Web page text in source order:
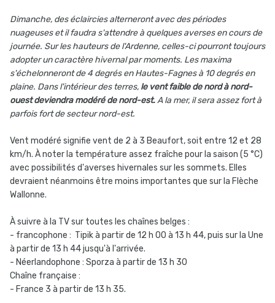
Dimanche, des éclaircies alterneront avec des périodes
nuageuses et il faudra s'attendre à quelques averses en cours de
journée. Sur les hauteurs de l'Ardenne, celles-ci pourront toujours
adopter un caractère hivernal par moments. Les maxima
s'échelonneront de 4 degrés en Hautes-Fagnes à 10 degrés en
plaine. Dans l'intérieur des terres, le vent faible de nord à nord-
ouest deviendra modéré de nord-est.A la mer, il sera assez fort à
parfois fort de secteur nord-est.
Vent modéré signifie vent de 2 à 3 Beaufort, soit entre 12 et 28
km/h. À noter la température assez fraîche pour la saison (5 °C)
avec possibilités d'averses hivernales sur les sommets. Elles
devraient néanmoins être moins importantes que sur la Flèche
Wallonne.
À suivre à la TV sur toutes les chaînes belges :
- francophone : Tipik à partir de 12 h 00 à 13 h 44, puis sur la Une
à partir de 13 h 44 jusqu'à l'arrivée.
- Néerlandophone : Sporza à partir de 13 h 30
Chaîne française :
- France 3 à partir de 13 h 35.